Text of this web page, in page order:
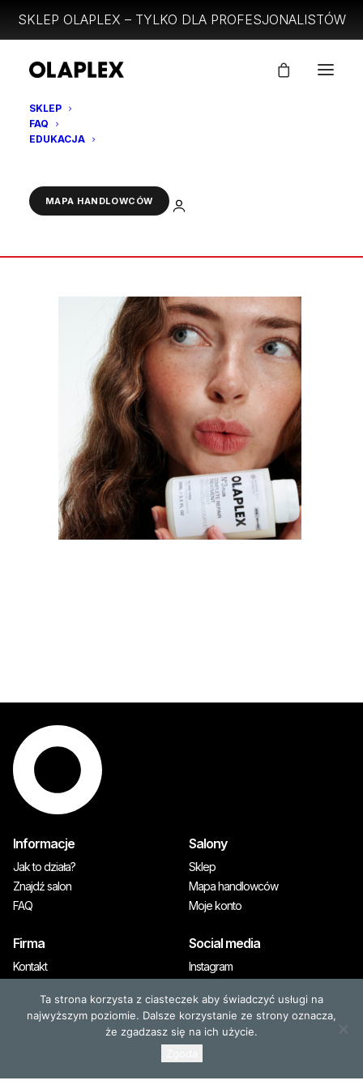
SKLEP OLAPLEX – TYLKO DLA PROFESJONALISTÓW
SKLEP
FAQ
EDUKACJA
MAPA HANDLOWCÓW ZALOGUJ
No.3 PLUS Complete Repair Treatment 100ml
Informacje
Jak to działa?
Znajdź salon
FAQ
Salony
Sklep
Mapa handlowców
Moje konto
Firma
Kontakt
Social media
Instagram
© 2026, OLAPLEX. Wszystkie prawa zastrzeżone
Ta strona korzysta z ciasteczek aby świadczyć usługi na
najwyższym poziomie. Dalsze korzystanie ze strony oznacza,
że zgadzasz się na ich użycie.